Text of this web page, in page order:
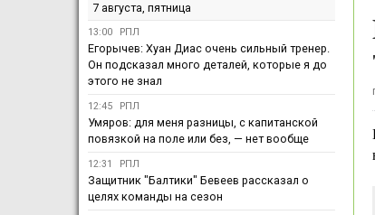
7 августа, пятница
13:00 РПЛ
Егорычев: Хуан Диас очень сильный тренер.
Он подсказал много деталей, которые я до
этого не знал
12:45 РПЛ
Умяров: для меня разницы, с капитанской
повязкой на поле или без, — нет вообще
12:31 РПЛ
Защитник "Балтики" Бевеев рассказал о
целях команды на сезон